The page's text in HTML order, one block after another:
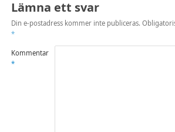
Lämna ett svar
Din e-postadress kommer inte publiceras.
*
Kommentar
*